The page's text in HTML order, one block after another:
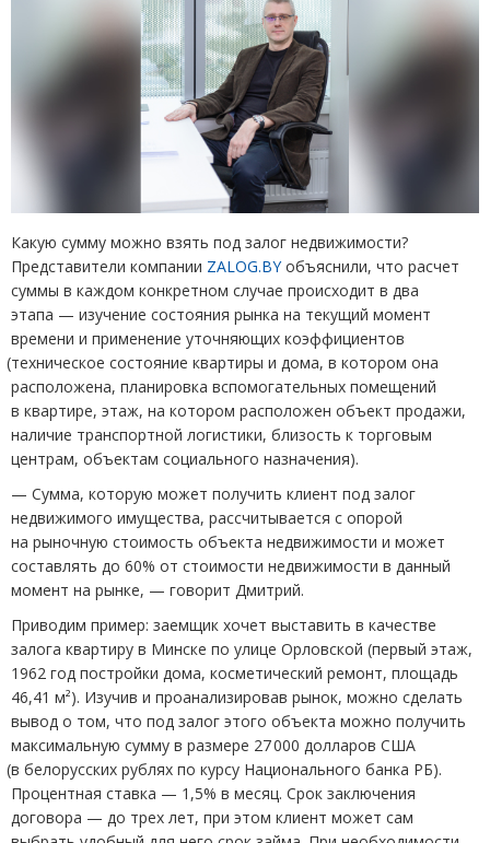
Какую сумму можно взять под залог недвижимости?
Представители компании ZALOG.BYобъяснили, что расчет
суммы в каждом конкретном случае происходит в два
этапа — изучение состояния рынка на текущий момент
времени и применение уточняющих коэффициентов
(техническое состояние квартиры и дома, в котором она
расположена, планировка вспомогательных помещений
в квартире, этаж, на котором расположен объект продажи,
наличие транспортной логистики, близость к торговым
центрам, объектам социального назначения).
— Сумма, которую может получить клиент под залог
недвижимого имущества, рассчитывается с опорой
на рыночную стоимость объекта недвижимости и может
составлять до 60% от стоимости недвижимости в данный
момент на рынке, — говорит Дмитрий.
Приводим пример: заемщик хочет выставить в качестве
залога квартиру в Минске по улице Орловской (первый этаж,
1962 год постройки дома, косметический ремонт, площадь
46,41 м²). Изучив и проанализировав рынок, можно сделать
вывод о том, что под залог этого объекта можно получить
максимальную сумму в размере 27 000 долларов США
(в белорусских рублях по курсу Национального банка РБ).
Процентная ставка — 1,5% в месяц. Срок заключения
договора — до трех лет, при этом клиент может сам